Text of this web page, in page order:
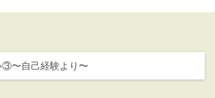
③〜自己経験より〜